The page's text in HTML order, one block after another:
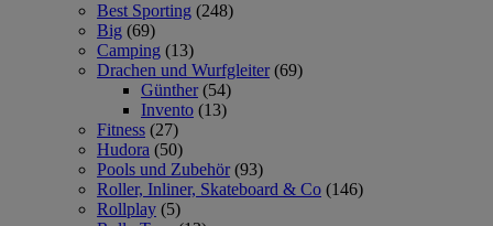
Best Sporting (248)
Big (69)
Camping (13)
Drachen und Wurfgleiter (69)
Günther (54)
Invento (13)
Fitness (27)
Hudora (50)
Pools und Zubehör (93)
Roller, Inliner, Skateboard & Co (146)
Rollplay (5)